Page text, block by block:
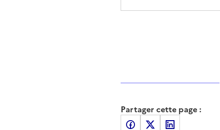
Partager cette page :
Partager sur Facebook
Partager sur XPartager sur LinkedIn